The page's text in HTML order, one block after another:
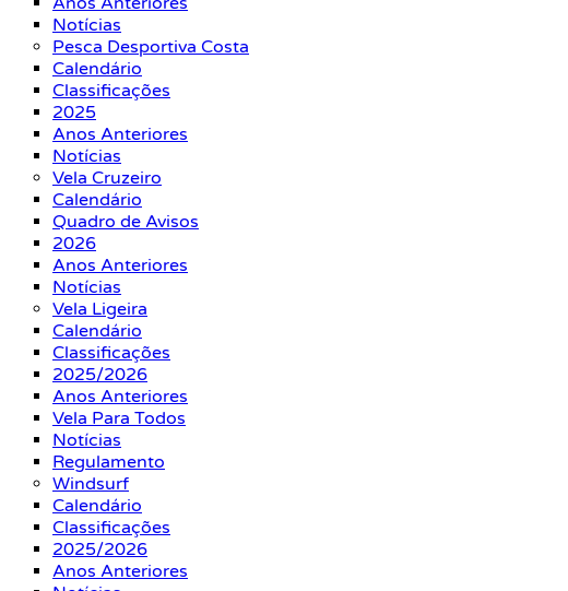
Notícias
Pesca Desportiva Costa
Calendário
Classificações
2025
Anos Anteriores
Notícias
Vela Cruzeiro
Calendário
Quadro de Avisos
2026
Anos Anteriores
Notícias
Vela Ligeira
Calendário
Classificações
2025/2026
Anos Anteriores
Vela Para Todos
Notícias
Regulamento
Windsurf
Calendário
Classificações
2025/2026
Anos Anteriores